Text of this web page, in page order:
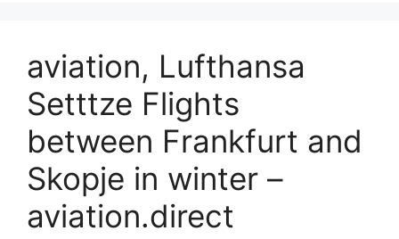
aviation, Lufthansa
Setttze Flights
between Frankfurt and
Skopje in winter –
aviation.direct